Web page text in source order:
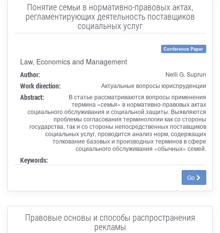
Понятие семьи в нормативно-правовых актах,
регламентирующих деятельность поставщиков
социальных услуг
Conference Paper
Law, Economics and Management
Author: Nelli G. Suprun
Work direction: Актуальные вопросы юриспруденции
Abstract:
В статье рассматриваются вопросы применения
термина «семья» в нормативно-правовых актах
социального обслуживания и социальной защиты. Выявляются
проблемы согласования терминологии как со стороны
государства, так и со стороны непосредственных поставщиков
социальных услуг, проводится анализ норм, содержащих
толкование базовых и производных терминов в сфере
социального обслуживания «обычных» семей.
Keywords:
Go
Правовые основы и способы распространения
рекламы